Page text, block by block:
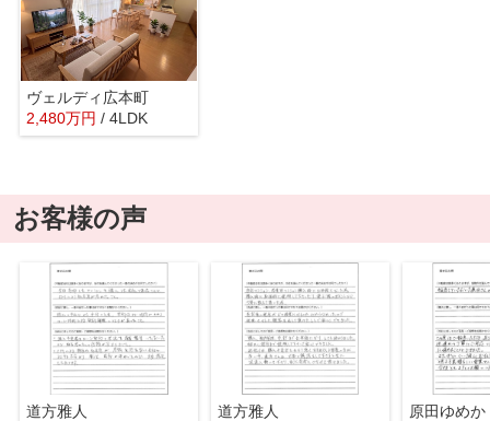
ヴェルディ広本町
2,480万円 / 4LDK
お客様の声
道方雅人 道方雅人 原田ゆめか